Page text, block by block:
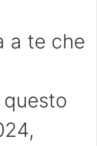
a te che